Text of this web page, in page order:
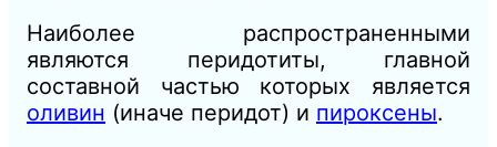
Наиболее распространенными
являются перидотиты, главной
составной частью которых является
оливин (иначе перидот) и пироксены.